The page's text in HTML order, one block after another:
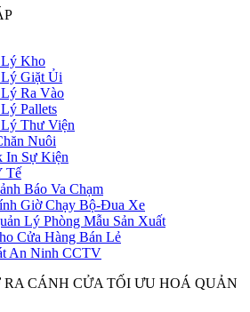
Kho
Giặt Ủi
Ra Vào
Pallets
Thư Viện
Nuôi
In Sự Kiện
Tế
Báo Va Chạm
Giờ Chạy Bộ-Đua Xe
Lý Phòng Mẫu Sản Xuất
Cửa Hàng Bán Lẻ
An Ninh CCTV
CÁNH CỬA TỐI ƯU HOÁ QUẢN